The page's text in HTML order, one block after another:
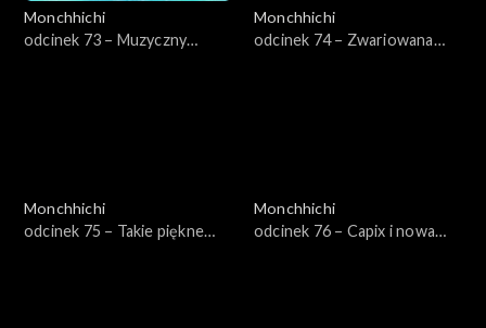
Monchhichi
odcinek 73 – Muzyczny
Monchhichi
odcinek 74 – Zwariowana
Monchhichi
odcinek 75 – Takie piękne
Monchhichi
odcinek 76 – Capix i nowa